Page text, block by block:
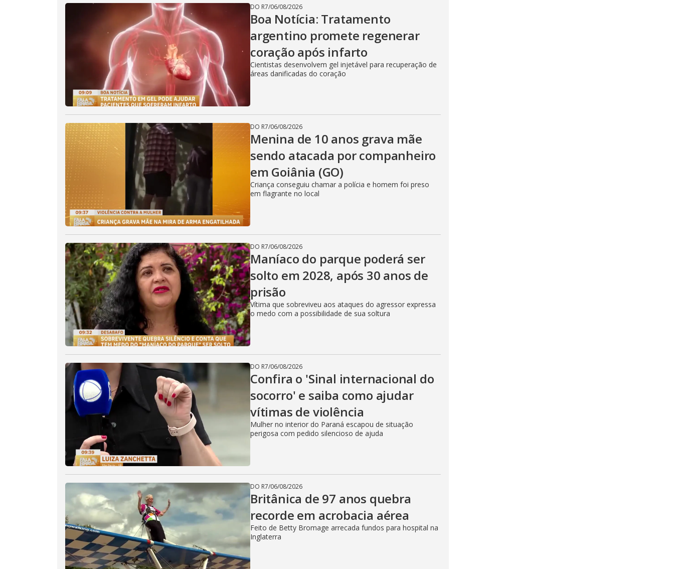
DO R7/06/08/2026
Boa Notícia: Tratamento
argentino promete regenerar
coração após infarto
Cientistas desenvolvem gel injetável para recuperação de
áreas danificadas do coração
DO R7/06/08/2026
Menina de 10 anos grava mãe
sendo atacada por companheiro
em Goiânia (GO)
Criança conseguiu chamar a polícia e homem foi preso
em flagrante no local
DO R7/06/08/2026
Maníaco do parque poderá ser
solto em 2028, após 30 anos de
prisão
Vítima que sobreviveu aos ataques do agressor expressa
o medo com a possibilidade de sua soltura
DO R7/06/08/2026
Confira o 'Sinal internacional do
socorro' e saiba como ajudar
vítimas de violência
Mulher no interior do Paraná escapou de situação
perigosa com pedido silencioso de ajuda
DO R7/06/08/2026
Britânica de 97 anos quebra
recorde em acrobacia aérea
Feito de Betty Bromage arrecada fundos para hospital na
Inglaterra